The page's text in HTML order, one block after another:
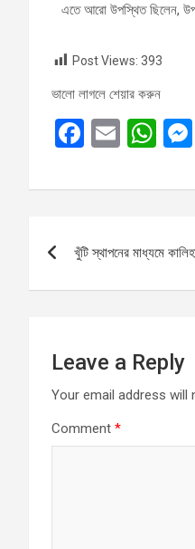
এতে আরো উপস্থিত ছিলেন,
Post Views: 393
ভালো লাগলে শেয়ার করুন
F
ce
o
E
ail
W
at
A
navigation
খুঁটি স্থাপনের মাধ্যমে
Leave a Reply
Your email address will
Comment *